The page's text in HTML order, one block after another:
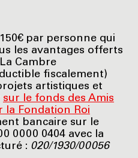
par personne qui
les avantages offerts
Cambre
fiscalement)
artistiques et
sur le fonds des Amis
la Fondation Roi
bancaire sur le
0000 0404 avec la
: 020/1930/00056